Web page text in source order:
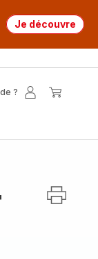
Je découvre
?
Mon